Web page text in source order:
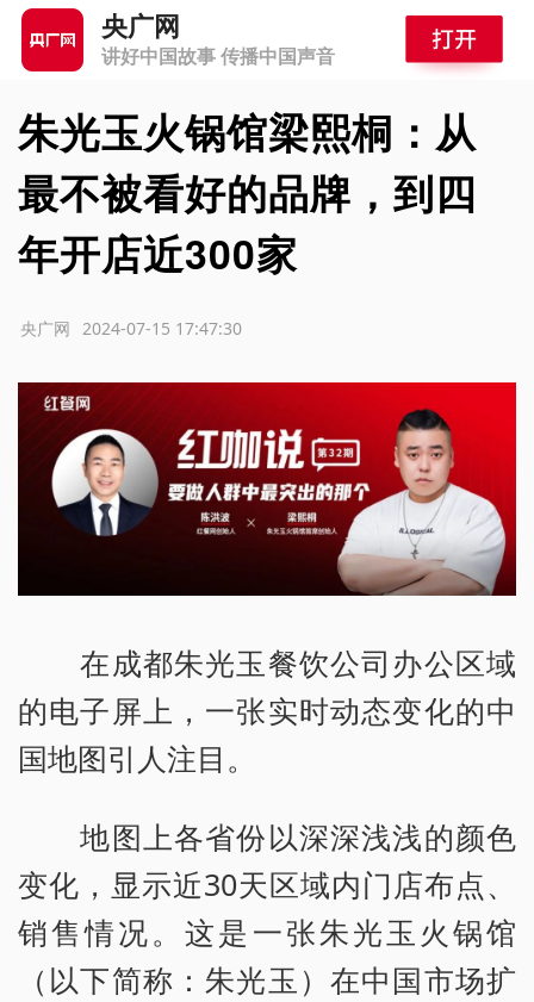
央广网
讲好中国故事 传播中国声音
朱光玉火锅馆梁熙桐：从
最不被看好的品牌，到四
年开店近300家
2024-07-15 17:47:30
央广网
在成都朱光玉餐饮公司办公区域
的电子屏上，一张实时动态变化的中
国地图引人注目。
地图上各省份以深深浅浅的颜色
变化，显示近30天区域内门店布点、
销售情况。这是一张朱光玉火锅馆
（以下简称：朱光玉）在中国市场扩